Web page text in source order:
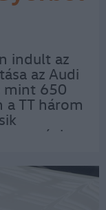
indult az
az Audi
mint 650
a TT három
Japánba